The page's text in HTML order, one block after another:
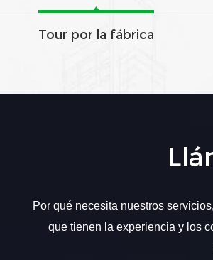
Tour por la fábrica
Por qué necesita nuestros
que tienen la experiencia y los